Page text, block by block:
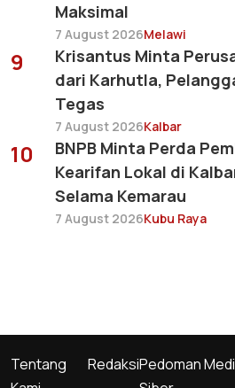
Maksimal
7 August 2026Melawi
9
Krisantus Minta
dari Karhutla,
Tegas
7 August 2026Kalbar
10
BNPB Minta Perda
Kearifan Lokal di
Selama Kemarau
7 August 2026Kubu Raya
Tentang
RedaksiPedoman